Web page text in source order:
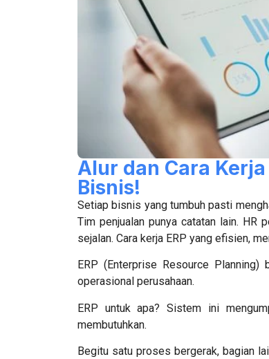
Alur dan Cara
Bisnis!
Setiap bisnis yang tumbuh pasti
Tim penjualan punya catatan lain. HR
sejalan. Cara kerja ERP yang efisien,
ERP (Enterprise Resource
operasional perusahaan.
ERP untuk apa? Sistem ini
membutuhkan.
Begitu satu proses bergerak, bagian